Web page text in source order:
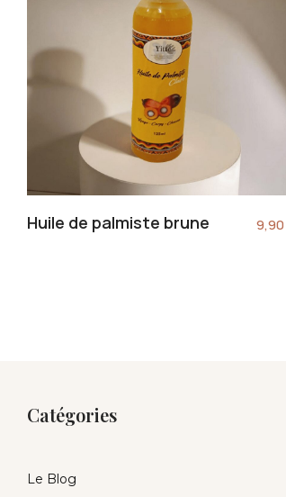
Huile de palmiste brune 9,90
Catégories
Le Blog